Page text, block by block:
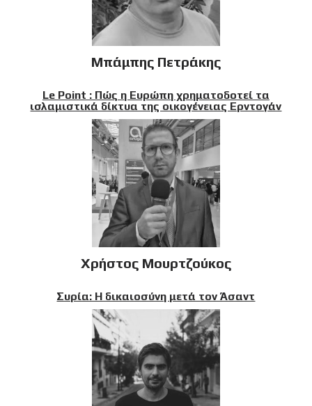
Μπάμπης Πετράκης
Le Point : Πώς η Ευρώπη χρηματοδοτεί τα
ισλαμιστικά δίκτυα της οικογένειας Ερντογάν
Χρήστος Μουρτζούκος
Συρία: Η δικαιοσύνη μετά τον Άσαντ